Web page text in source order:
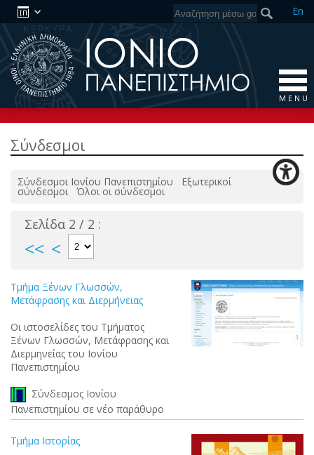
En
M E N U
Σύνδεσμοι
Σύνδεσμοι Ιονίου Πανεπιστημίου Εξωτερικοί
σύνδεσμοι Όλοι οι σύνδεσμοι
Σελίδα 2 / 2 :
<< <
Τμήμα Ξένων Γλωσσών,
Μετάφρασης και Διερμήνειας
Οι ιστοσελίδες του Τμήματος
Ξένων Γλωσσών, Μετάφρασης και
Διερμηνείας του Ιονίου
Πανεπιστημίου
Σύνδεσμος Ιονίου
Πανεπιστημίου σε νέο παράθυρο
Τμήμα Ιστορίας